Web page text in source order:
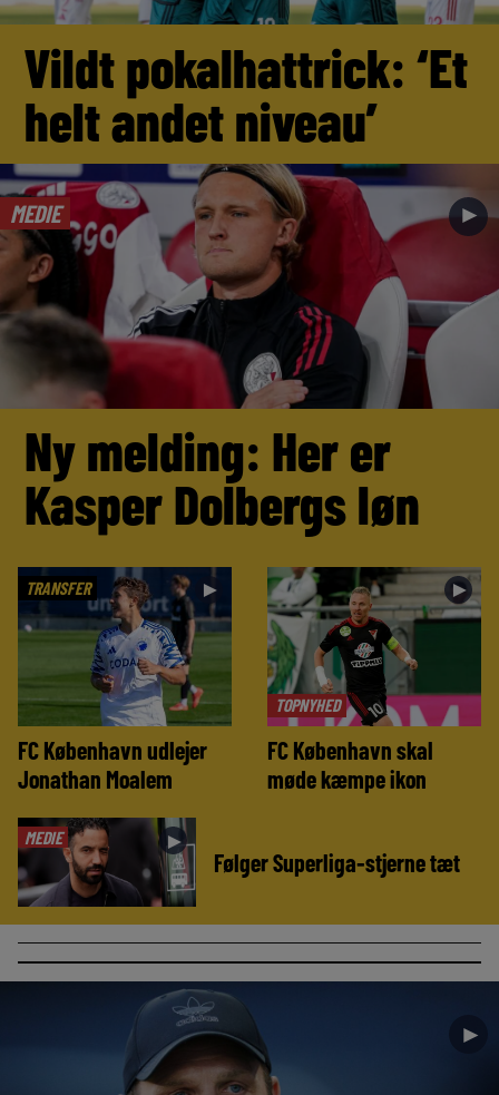
Vildt pokalhattrick: ‘Et
helt andet niveau’
MEDIE ►
Ny melding: Her er
Kasper Dolbergs løn
TRANSFER ►
FC København udlejer
Jonathan Moalem
TOPNYHED
►
FC København skal
møde kæmpe ikon
MEDIE ►
Følger Superliga-stjerne tæt
►